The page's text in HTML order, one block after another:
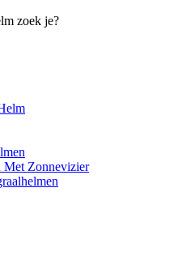
zoek je?
Met Zonnevizier